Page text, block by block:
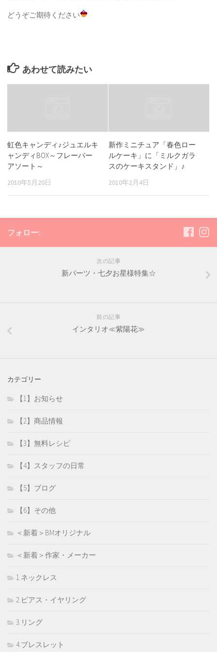
どうぞご期待ください
あわせて読みたい
虹色キャンディ♪ジュエルキ
ャンディBOX～フレーバー
アソート～
2010年5月20日
新作ミニチュア「春色ロー
ルケーキ」に「ミルクガラ
スのケーキスタンド」♪
2010年2月4日
フォロー:
次の記事
新パーツ・七夕お星様特集☆
前の記事
インタリオ≪紫陽花≫
カテゴリー
【1】お知らせ
【2】商品情報
【3】無料レシピ
【4】スタッフの日常
【5】ブログ
【6】その他
＜新着＞BMオリジナル
＜新着＞作家・メーカー
1.ネックレス
2.ピアス・イヤリング
3.リング
4.ブレスレット